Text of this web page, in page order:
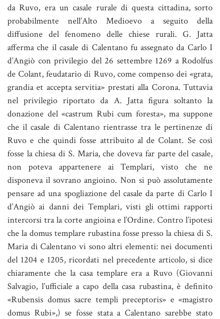
da Ruvo, era un casale rurale di questa cittadina, sorto
probabilmente nell’Alto Medioevo a seguito della
diffusione del fenomeno delle chiese rurali. G. Jatta
afferma che il casale di Calentano fu assegnato da Carlo I
d’Angiò con privilegio del 26 settembre 1269 a Rodolfus
de Colant, feudatario di Ruvo, come compenso dei «grata,
grandia et accepta servitia» prestati alla Corona. Tuttavia
nel privilegio riportato da A. Jatta figura soltanto la
donazione del «castrum Rubi cum foresta», ma suppone
che il casale di Calentano rientrasse tra le pertinenze di
Ruvo e che quindi fosse attribuito al de Colant. Se così
fosse la chiesa di S. Maria, che doveva far parte del casale,
non poteva appartenere ai Templari, visto che ne
disponeva il sovrano angioino. Non si può assolutamente
pensare ad una spogliazione del casale da parte di Carlo I
d’Angiò ai danni dei Templari, visti gli ottimi rapporti
intercorsi tra la corte angioina e l’Ordine. Contro l’ipotesi
che la domus templare rubastina fosse presso la chiesa di S.
Maria di Calentano vi sono altri elementi: nei documenti
del 1204 e 1205, ricordati nel precedente articolo, si dice
chiaramente che la casa templare era a Ruvo (Giovanni
Salvagio, l’ufficiale a capo della casa rubastina, è definito
«Rubensis domus sacre templi preceptoris» e «magistro
domus Rubi»,) se fosse stata a Calentano sarebbe stato